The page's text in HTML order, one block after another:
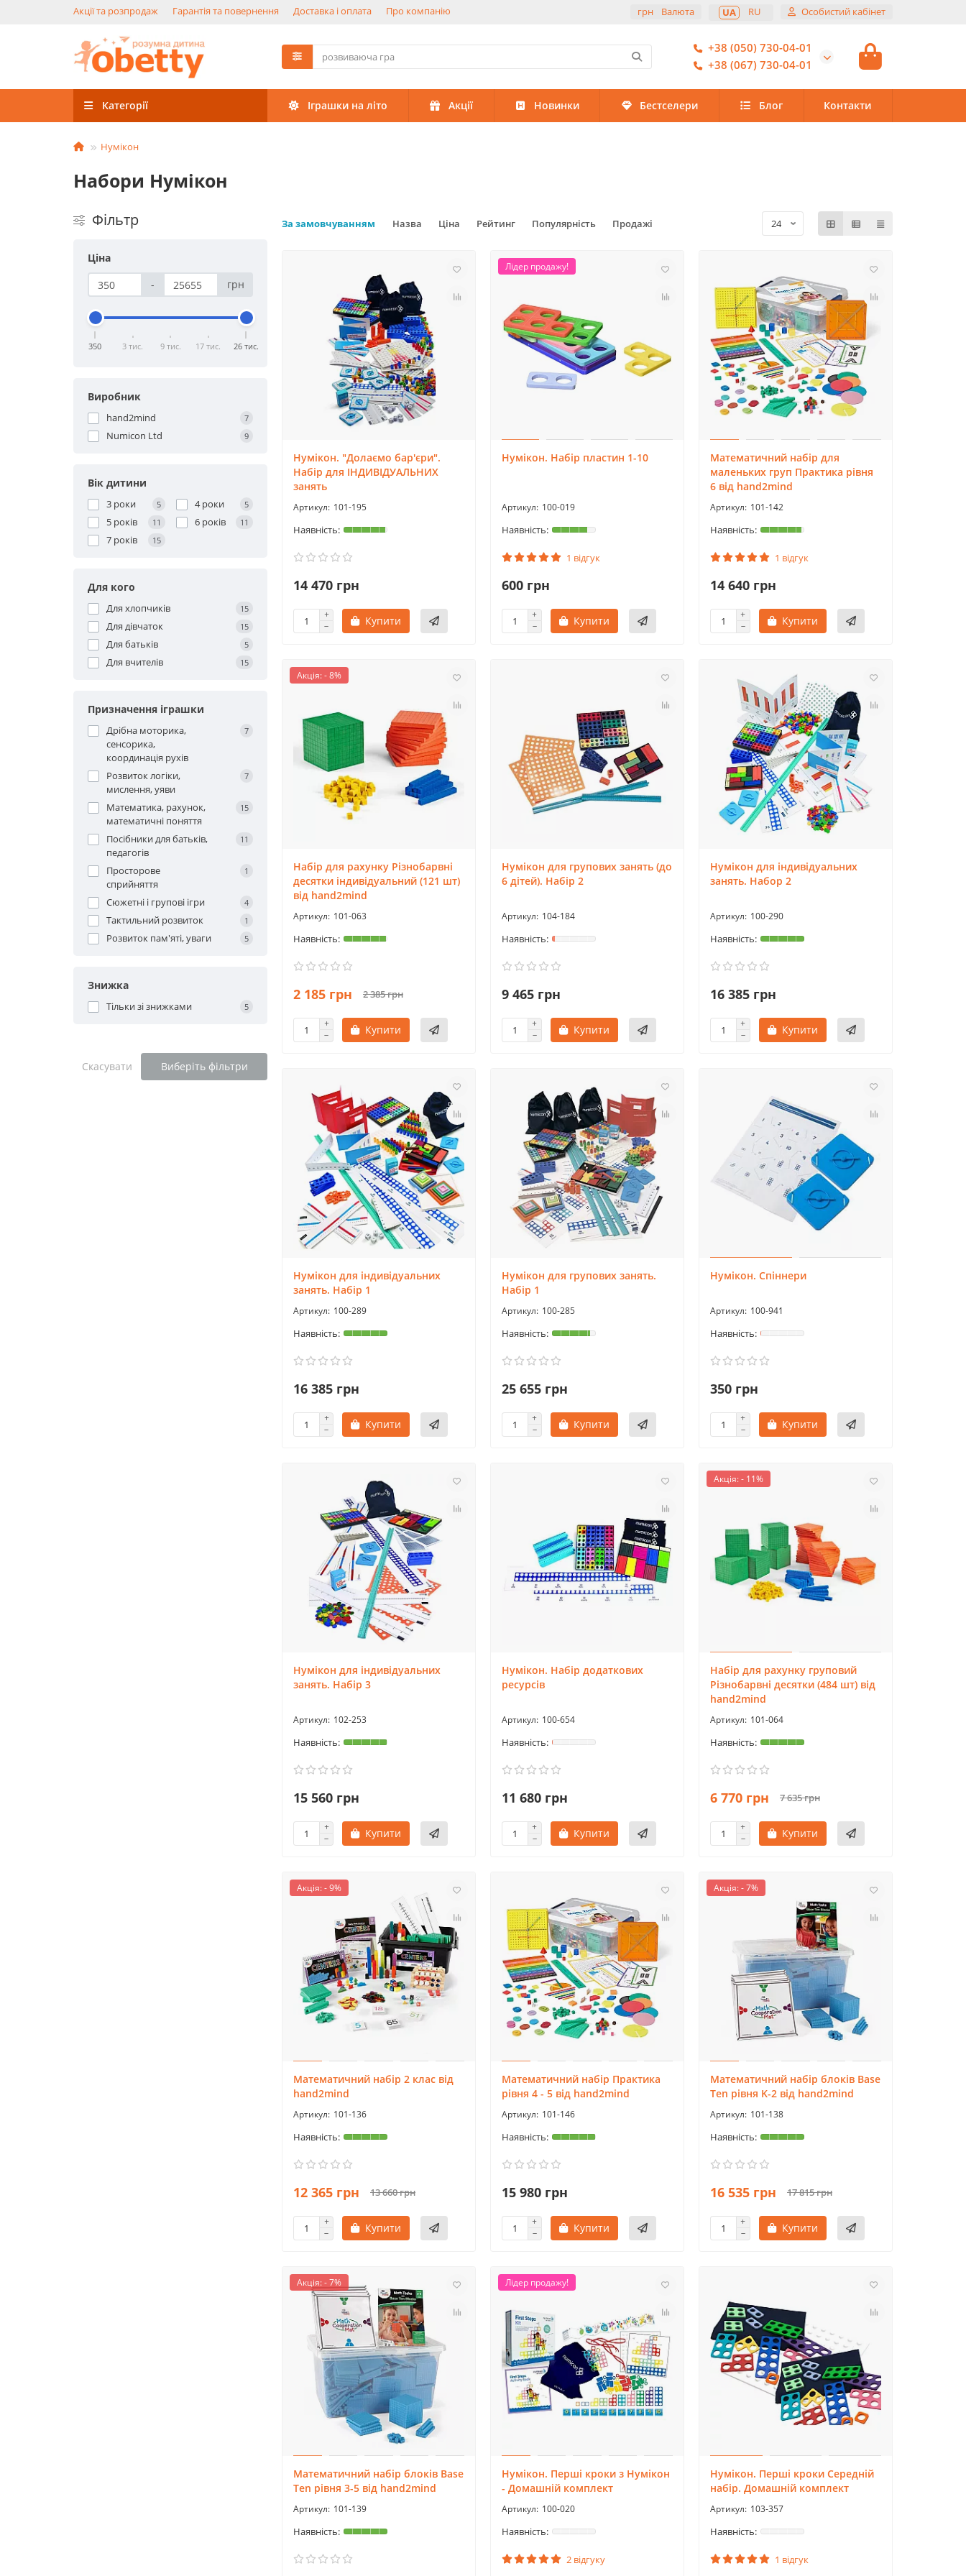
Акції та розпродаж Гарантія та повернення Доставка і оплата Про компанію грн Валюта UA RU Особистий кабінет
+38 (050) 730-04-01
+38 (067) 730-04-01
Категорії Іграшки на літо Акції Новинки Бестселери Блог Контакти
Нумікон
Набори Нумікон
Фільтр
Ціна
-
грн
350 3 тис. 9 тис. 17 тис. 26 тис.
Виробник
hand2mind 7
Numicon Ltd 9
Вік дитини
3 роки 5 4 роки 5
5 років 11 6 років 11
7 років 15
Для кого
Для хлопчиків 15
Для дівчаток 15
Для батьків 5
Для вчителів 15
Призначення іграшки
Дрібна моторика,
сенсорика,
координація рухів
7
Розвиток логіки,
мислення, уяви
7
Математика, рахунок,
математичні поняття
15
Посібники для батьків,
педагогів
11
Просторове
сприйняття
1
Сюжетні і групові ігри 4
Тактильний розвиток 1
Розвиток пам'яті, уваги 5
Знижка
Тільки зі знижками 5
Скасувати Виберіть фільтри
За замовчуванням Назва Ціна Рейтинг Популярність Продажі
Нумікон. "Долаємо бар'єри".
Набір для ІНДИВІДУАЛЬНИХ
занять
101-195
14 470 грн
Купити
Лідер продажу!
Нумікон. Набір пластин 1-10
100-019
1 відгук
600 грн
Купити
Математичний набір для
маленьких груп Практика рівня
6 від hand2mind
101-142
1 відгук
14 640 грн
Купити
Акція: - 8%
Набір для рахунку Різнобарвні
десятки індивідуальний (121 шт)
від hand2mind
101-063
2 185 грн 2 385 грн
Купити
Нумікон для групових занять (до
6 дітей). Набір 2
104-184
9 465 грн
Купити
Нумікон для індивідуальних
занять. Набор 2
100-290
16 385 грн
Купити
Нумікон для індивідуальних
занять. Набір 1
100-289
16 385 грн
Купити
Нумікон для групових занять.
Набір 1
100-285
25 655 грн
Купити
Нумікон. Спіннери
100-941
350 грн
Купити
Нумікон для індивідуальних
занять. Набір 3
102-253
15 560 грн
Купити
Нумікон. Набір додаткових
ресурсів
100-654
11 680 грн
Купити
Акція: - 11%
Набір для рахунку груповий
Різнобарвні десятки (484 шт) від
hand2mind
101-064
6 770 грн 7 635 грн
Купити
Акція: - 9%
Математичний набір 2 клас від
hand2mind
101-136
12 365 грн 13 660 грн
Купити
Математичний набір Практика
рівня 4 - 5 від hand2mind
101-146
15 980 грн
Купити
Акція: - 7%
Математичний набір блоків Base
Ten рівня K-2 від hand2mind
101-138
16 535 грн 17 815 грн
Купити
Акція: - 7%
Математичний набір блоків Base
Ten рівня 3-5 від hand2mind
101-139
Лідер продажу!
Нумікон. Перші кроки з Нумікон
- Домашній комплект
100-020
2 відгуку
Нумікон. Перші кроки Середній
набір. Домашній комплект
103-357
1 відгук